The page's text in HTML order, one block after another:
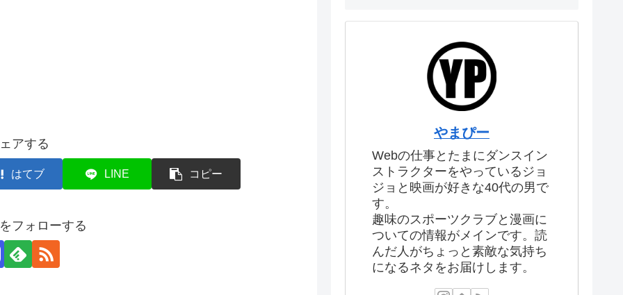
アする
はてブ LINE コピー
フォローする
やまぴー
Webの仕事とたまにダンスイン
ストラクターをやっているジョ
ジョと映画が好きな40代の男で
す。
趣味のスポーツクラブと漫画に
ついての情報がメインです。読
んだ人がちょっと素敵な気持ち
になるネタをお届けします。